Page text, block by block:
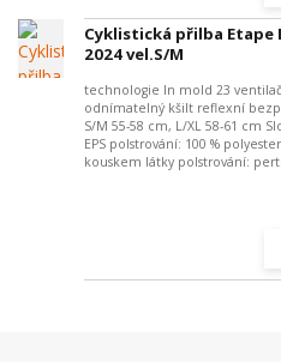
Cyklistická přilba Etape
2024 vel.S/M
technologie In mold 23
odnímatelný kšilt reflexní
S/M 55-58 cm, L/XL 58-61 cm
EPS polstrování: 100 %
kouskem látky polstrování: